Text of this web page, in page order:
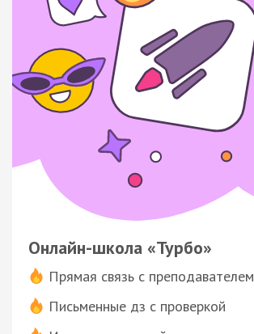
Онлайн-школа «Турбо»
Прямая связь с преподавателем
Письменные дз с проверкой